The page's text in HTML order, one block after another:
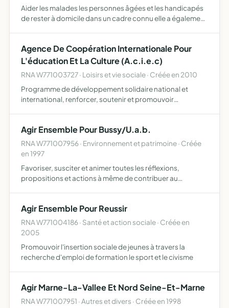
Aider les malades les personnes âgées et les handicapés
de rester à domicile dans un cadre connu elle a également
Agence De Coopération Internationale Pour
L'éducation Et La Culture (A.c.i.e.c)
RNA W771003727 · Loisirs et vie sociale · Créée en 2010
Programme de développement solidaire national et
international, renforcer, soutenir et promouvoir
Agir Ensemble Pour Bussy/U.a.b.
RNA W771007956 · Environnement et patrimoine · Créée
en 1997
Favoriser, susciter et animer toutes les réflexions,
propositions et actions à même de contribuer au
l'urbanisme de la vill…
Agir Ensemble Pour Reussir
RNA W771004186 · Santé et action sociale · Créée en
2005
Promouvoir l'insertion sociale de jeunes à travers la
recherche d'emploi de formation le sport et le civisme
Agir Marne-La-Vallee Et Nord Seine-Et-Marne
RNA W771007951 · Autres et divers · Créée en 1998